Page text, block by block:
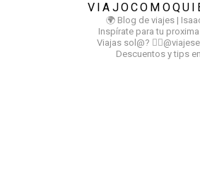
🌍 Blog de viajes |
Inspírate para tu
Viajas sol@?
Descuentos y tips